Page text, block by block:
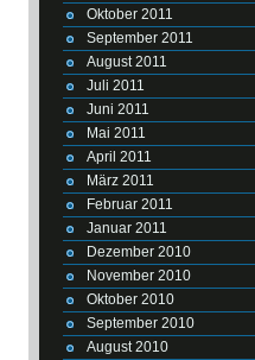
Oktober 2011
September 2011
August 2011
Juli 2011
Juni 2011
Mai 2011
April 2011
März 2011
Februar 2011
Januar 2011
Dezember 2010
November 2010
Oktober 2010
September 2010
August 2010